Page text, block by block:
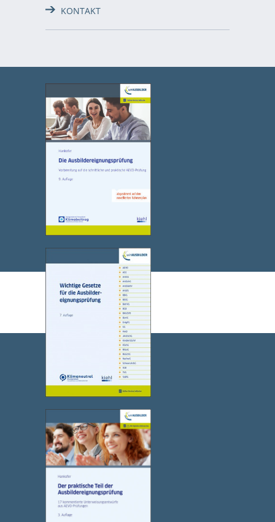
KONTAKT